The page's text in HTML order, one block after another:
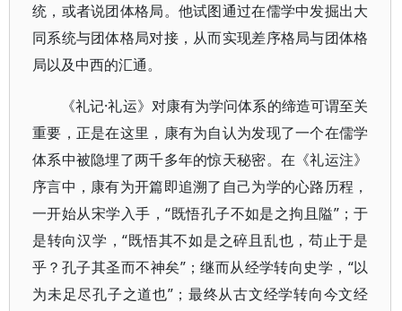
统，或者说团体格局。他试图通过在儒学中发掘出大
同系统与团体格局对接，从而实现差序格局与团体格
局以及中西的汇通。
《礼记·礼运》对康有为学问体系的缔造可谓至关
重要，正是在这里，康有为自认为发现了一个在儒学
体系中被隐埋了两千多年的惊天秘密。在《礼运注》
序言中，康有为开篇即追溯了自己为学的心路历程，
一开始从宋学入手，“既悟孔子不如是之拘且隘”；于
是转向汉学，“既悟其不如是之碎且乱也，苟止于是
乎？孔子其圣而不神矣”；继而从经学转向史学，“以
为未足尽孔子之道也”；最终从古文经学转向今文经